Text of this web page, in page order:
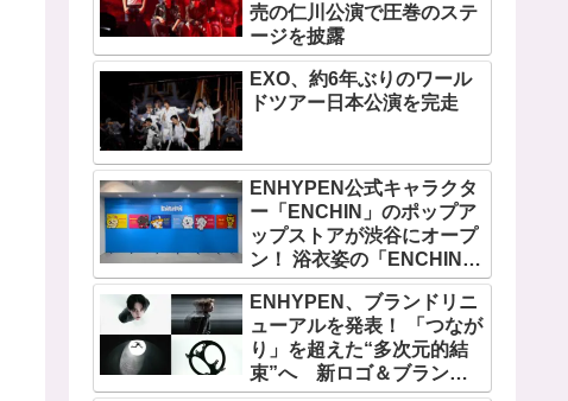
売の仁川公演で圧巻のステ
ージを披露
EXO、約6年ぶりのワール
ドツアー日本公演を完走
ENHYPEN公式キャラクタ
ー「ENCHIN」のポップア
ップストアが渋谷にオープ
ン！ 浴衣姿の「ENCHIN」
が登場
ENHYPEN、ブランドリニ
ューアルを発表！ 「つなが
り」を超えた“多次元的結
束”へ 新ロゴ＆ブランド